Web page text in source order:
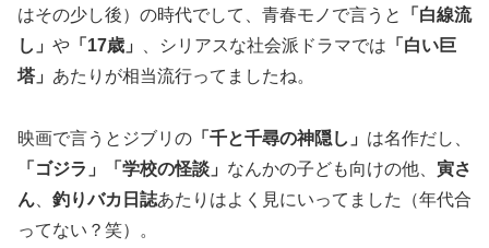
はその少し後）の時代でして、青春モノで言うと
「白線流
し」 や 「17歳」 、シリアスな社会派ドラマでは 「白い巨
塔」 あたりが相当流行ってましたね。
映画で言うとジブリの 「千と千尋の神隠し」 は名作だし、
「ゴジラ」「学校の怪談」 なんかの子ども向けの他、 寅さ
ん
釣りバカ日誌あたりはよく見にいってました（年代合
ってない？笑）。